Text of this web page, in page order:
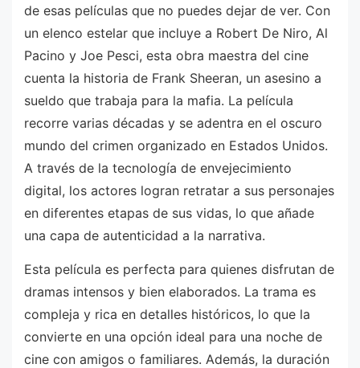
de esas películas que no puedes dejar de ver. Con
un elenco estelar que incluye a Robert De Niro, Al
Pacino y Joe Pesci, esta obra maestra del cine
cuenta la historia de Frank Sheeran, un asesino a
sueldo que trabaja para la mafia. La película
recorre varias décadas y se adentra en el oscuro
mundo del crimen organizado en Estados Unidos.
A través de la tecnología de envejecimiento
digital, los actores logran retratar a sus personajes
en diferentes etapas de sus vidas, lo que añade
una capa de autenticidad a la narrativa.
Esta película es perfecta para quienes disfrutan de
dramas intensos y bien elaborados. La trama es
compleja y rica en detalles históricos, lo que la
convierte en una opción ideal para una noche de
cine con amigos o familiares. Además, la duración